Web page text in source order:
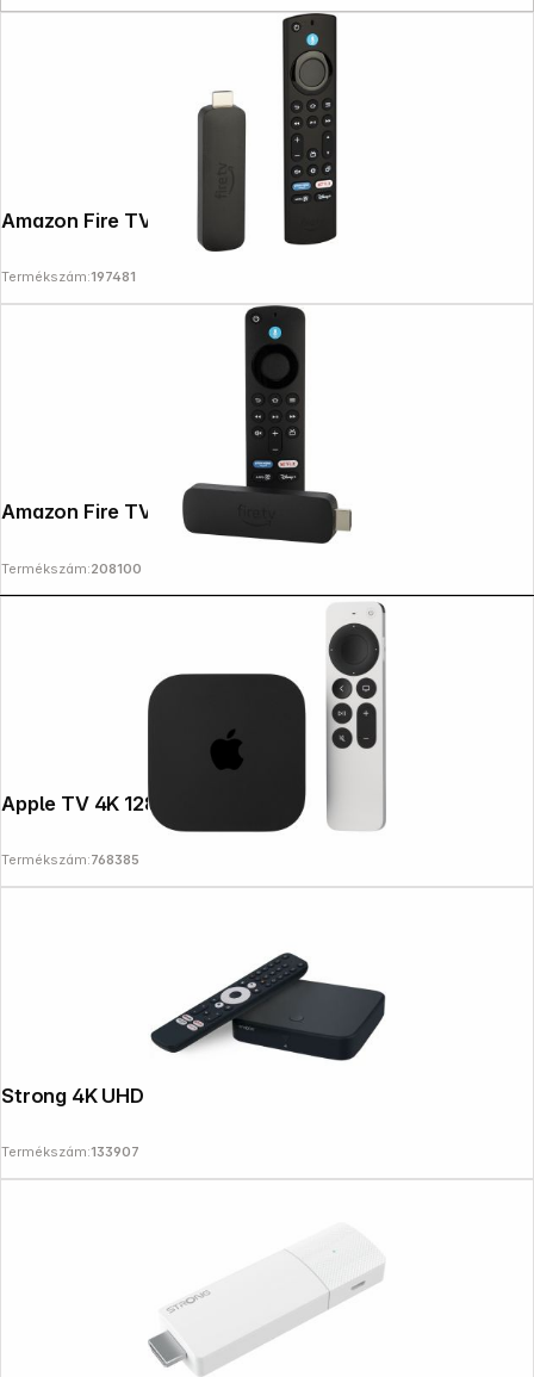
Termékszám:197481
Amazon Fire TV Stick 4k Select Wi-Fi 5
Termékszám:208100
Apple TV 4K 128GB Wi-Fi + Ethernet
Termékszám:768385
Strong 4K UHD Box SRT420
Termékszám:133907